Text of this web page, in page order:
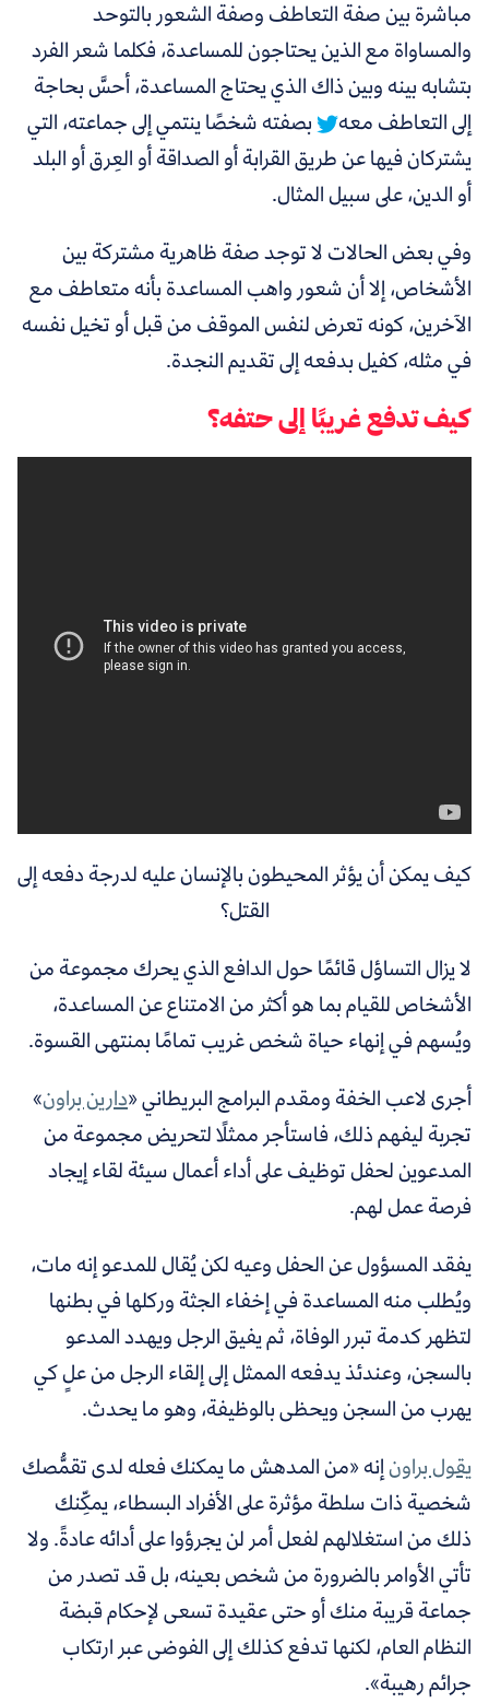
مباشرة بين صفة التعاطف وصفة الشعور بالتوحد
والمساواة مع الذين يحتاجون للمساعدة،فكلما شعر الفرد
بتشابه بينه وبين ذاك الذي يحتاج المساعدة، أحسَّ بحاجة
إلى التعاطف معه
بصفته شخصًا ينتمي إلى جماعته، التي
يشتركان فيها عن طريق القرابة أو الصداقة أو العِرق أو البلد
أو الدين، على سبيل المثال.
وفي بعض الحالات لا توجد صفة ظاهرية مشتركة بين
الأشخاص، إلا أن شعور واهب المساعدة بأنه متعاطف مع
الآخرين، كونه تعرض لنفس الموقف من قبل أو تخيل نفسه
في مثله، كفيل بدفعه إلى تقديم النجدة.
كيف تدفع غريبًا إلى حتفه؟
كيف يمكن أن يؤثر المحيطون بالإنسان عليه لدرجة دفعه إلى
القتل؟
لا يزال التساؤل قائمًا حول الدافع الذي يحرك مجموعة من
الأشخاص للقيام بما هو أكثر من الامتناع عن المساعدة،
ويُسهم في إنهاء حياة شخص غريب تمامًا بمنتهى القسوة.
أجرى لاعب الخفة ومقدم البرامج البريطاني «دارين براون»
تجربة ليفهم ذلك، فاستأجر ممثلًا لتحريضمجموعة من
المدعوين لحفل توظيف على أداء أعمال سيئة لقاء إيجاد
فرصة عمل لهم.
يفقد المسؤول عن الحفل وعيه لكن يُقال للمدعو إنه مات،
ويُطلب منه المساعدة في إخفاء الجثة وركلها في بطنها
لتظهر كدمة تبرر الوفاة، ثم يفيق الرجل ويهدد المدعو
بالسجن، وعندئذ يدفعه الممثل إلى إلقاء الرجل من علٍ كي
يهرب من السجن ويحظى بالوظيفة، وهو ما يحدث.
يقول براونإنه«من المدهش ما يمكنك فعله لدى تقمُّصك
شخصية ذات سلطة مؤثرة على الأفراد البسطاء، يمكِّنك
ذلك من استغلالهم لفعل أمر لن يجرؤوا على أدائه عادةً. ولا
تأتي الأوامر بالضرورة من شخص بعينه، بل قد تصدر من
جماعة قريبة منك أو حتى عقيدة تسعى لإحكام قبضة
النظام العام، لكنها تدفع كذلك إلى الفوضى عبر ارتكاب
جرائم رهيبة».